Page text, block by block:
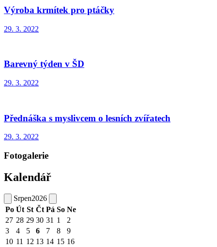
Výroba krmítek pro ptáčky
29. 3. 2022
Barevný týden v ŠD
29. 3. 2022
Přednáška s myslivcem o lesních zvířatech
29. 3. 2022
Fotogalerie
Kalendář
Srpen2026
Po Út St Čt Pá So Ne
27 28 29 30 31 1
2
3
4 5 6 7 8
9
10 11 12 13 14 15 16